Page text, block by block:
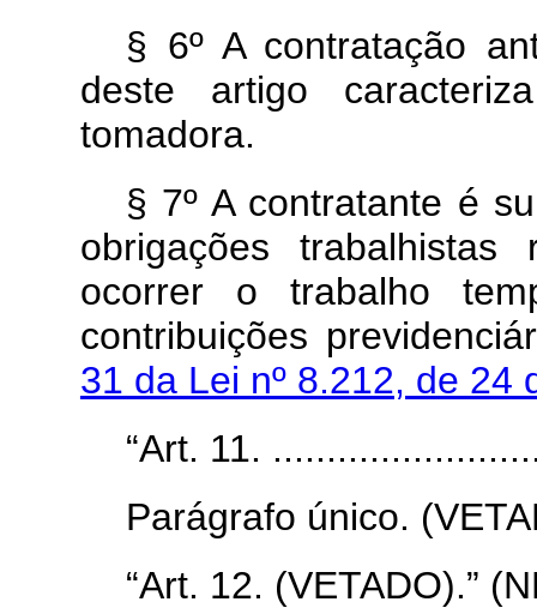
§ 6º A contratação
deste artigo
tomadora.
§ 7º A contratante é
obrigações
ocorrer o trabalho
contribuições
31 da Lei nº 8.212, de
“Art. 11.
Parágrafo único.
“Art. 12. (VETADO).”